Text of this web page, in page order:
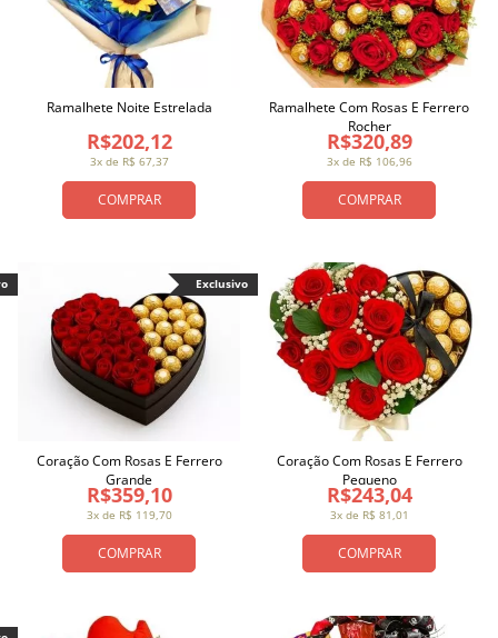
COMPRAR
3x de R$ 67,37
R$202,12
Ramalhete Noite Estrelada
COMPRAR
3x de R$ 106,96
R$320,89
Ramalhete Com Rosas E Ferrero
Rocher
COMPRAR
3x de R$ 119,70
R$359,10
Coração Com Rosas E Ferrero
Grande
Exclusivo
COMPRAR
3x de R$ 81,01
R$243,04
Coração Com Rosas E Ferrero
Pequeno